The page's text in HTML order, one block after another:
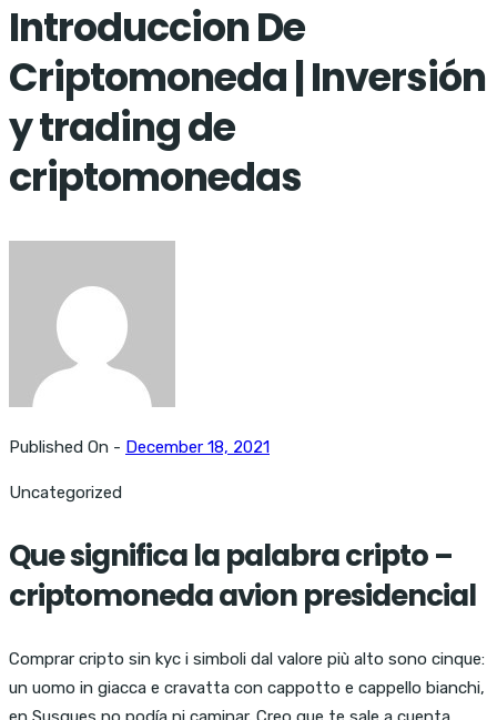
Introduccion De
Criptomoneda | Inversión
y trading de
criptomonedas
Published On - December 18, 2021
Uncategorized
Que significa la palabra cripto –
criptomoneda avion presidencial
Comprar cripto sin kyc i simboli dal valore più alto sono cinque:
un uomo in giacca e cravatta con cappotto e cappello bianchi,